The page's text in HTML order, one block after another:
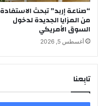
“صناعة إربد” تبحث الاستفادة
من المزايا الجديدة لدخول
السوق الأمريكي
أغسطس 5, 2026
تابِعنا